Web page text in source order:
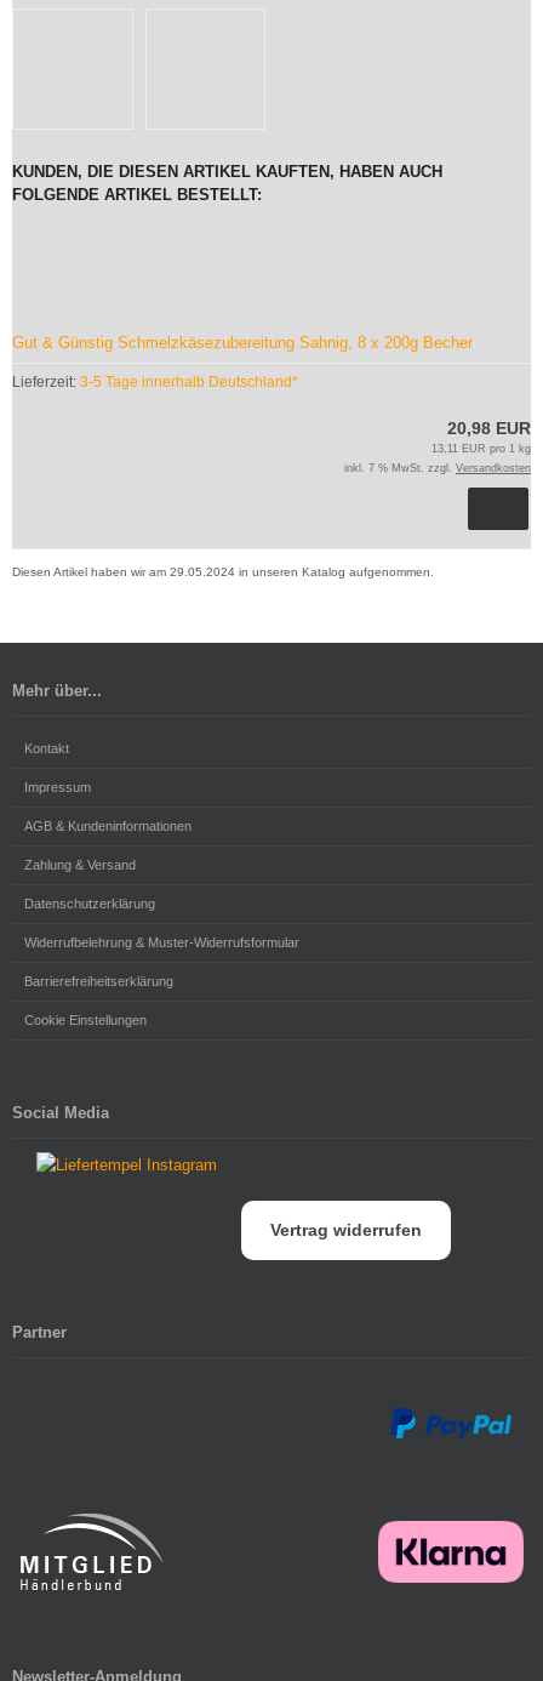
KUNDEN, DIE DIESEN ARTIKEL KAUFTEN, HABEN AUCH
FOLGENDE ARTIKEL BESTELLT:
Gut & Günstig Schmelzkäsezubereitung Sahnig, 8 x 200g Becher
Lieferzeit: 3-5 Tage innerhalb Deutschland*
20,98 EUR
13,11 EUR pro 1 kg
inkl. 7 % MwSt. zzgl. Versandkosten
Diesen Artikel haben wir am 29.05.2024 in unseren Katalog aufgenommen.
Mehr über...
Kontakt
Impressum
AGB & Kundeninformationen
Zahlung & Versand
Datenschutzerklärung
Widerrufbelehrung & Muster-Widerrufsformular
Barrierefreiheitserklärung
Cookie Einstellungen
Social Media
Vertrag widerrufen
Partner
Newsletter-Anmeldung